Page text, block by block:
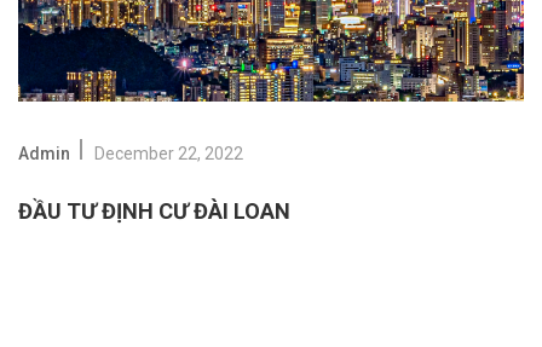
Admin December 22, 2022
ĐẦU TƯ ĐỊNH CƯ ĐÀI LOAN